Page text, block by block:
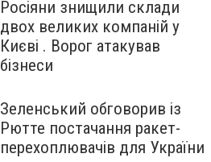
Росіяни знищили склади
двох великих компаній у
Києві . Ворог атакував
бізнеси
Зеленський обговорив із
Рютте постачання ракет-
перехоплювачів для України